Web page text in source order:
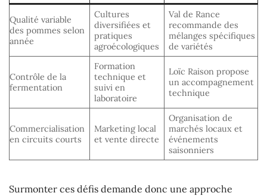
Qualité variable
des pommes selon
année
Cultures
diversifiées et
pratiques
agroécologiques
Val de Rance
recommande des
mélanges spécifiques
de variétés
Contrôle de la
fermentation
Formation
technique et
suivi en
laboratoire
Loïc Raison propose
un accompagnement
technique
Commercialisation
en circuits courts
Marketing local
et vente directe
Organisation de
marchés locaux et
événements
saisonniers
Surmonter ces défis demande donc une approche